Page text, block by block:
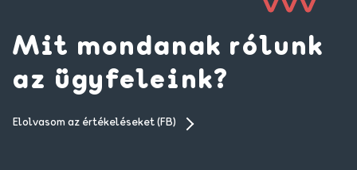
Mit mondanak rólunk
az ügyfeleink?
Elolvasom az értékeléseket (FB)